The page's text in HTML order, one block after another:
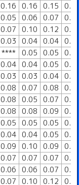
0.16 0.16 0.15
0.05 0.06 0.07
0.07 0.10 0.12
0.03 0.04 0.04
**** 0.05 0.05
0.04 0.04 0.05
0.03 0.03 0.04
0.08 0.07 0.08
0.08 0.05 0.07
0.08 0.08 0.09
0.05 0.05 0.05
0.04 0.04 0.05
0.09 0.10 0.09
0.07 0.07 0.07
0.06 0.06 0.07
0.07 0.10 0.12